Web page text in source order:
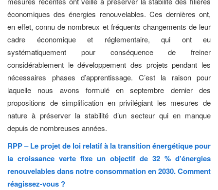
économiques des énergies renouvelables. Ces dernières ont,
en effet, connu de nombreux et fréquents changements de leur
cadre économique et réglementaire, qui ont eu
systématiquement pour conséquence de freiner
considérablement le développement des projets pendant les
nécessaires phases d’apprentissage. C’est la raison pour
laquelle nous avons formulé en septembre dernier des
propositions de simplification en privilégiant les mesures de
nature à préserver la stabilité d’un secteur qui en manque
depuis de nombreuses années.
RPP – Le projet de loi relatif à la transition énergétique pour
la croissance verte fixe un objectif de 32 % d’énergies
renouvelables dans notre consommation en 2030. Comment
réagissez-vous ?